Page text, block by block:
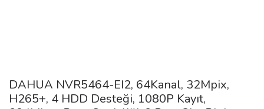
DAHUA NVR5464-EI2, 64Kanal, 32Mpix,
H265+, 4 HDD Desteği, 1080P Kayıt,